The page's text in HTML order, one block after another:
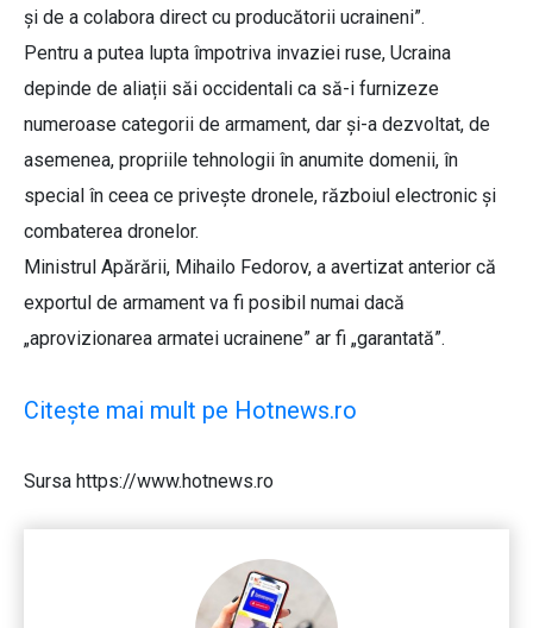
și de a colabora direct cu producătorii ucraineni”.
Pentru a putea lupta împotriva invaziei ruse, Ucraina
depinde de aliații săi occidentali ca să-i furnizeze
numeroase categorii de armament, dar și-a dezvoltat, de
asemenea, propriile tehnologii în anumite domenii, în
special în ceea ce privește dronele, războiul electronic și
combaterea dronelor.
Ministrul Apărării, Mihailo Fedorov, a avertizat anterior că
exportul de armament va fi posibil numai dacă
„aprovizionarea armatei ucrainene” ar fi „garantată”.
Citește mai mult pe Hotnews.ro
Sursa https://www.hotnews.ro